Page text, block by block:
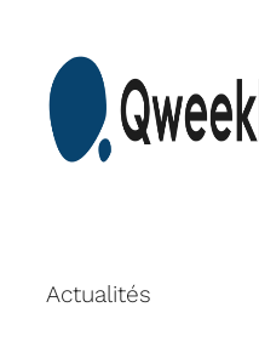
content
Actualités